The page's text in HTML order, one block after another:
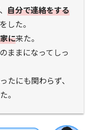
自分で連絡をする
した。
に来た。
のままになってしっ
たにも関わらず、
。